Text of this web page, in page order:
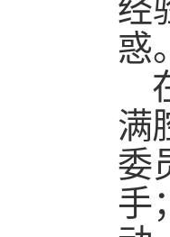
经
惑
满
委
手